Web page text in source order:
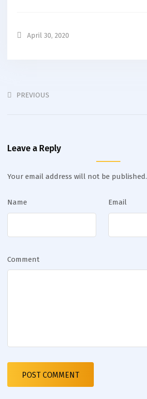
April 30, 2020
PREVIOUS
Leave a Reply
Your email address will not be published.
Name Email
Comment